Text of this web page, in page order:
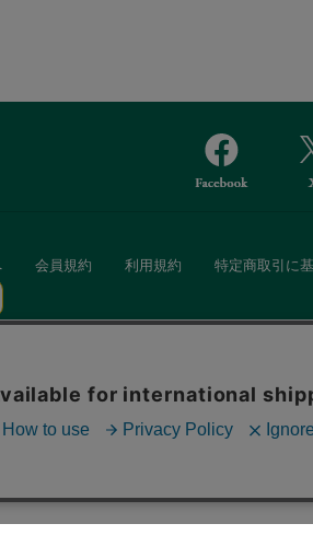
会員規約 利用規約 特定商取引に
使用いたします。ボタンから同意の可否を選択
たことになります。クッキーを通じて収集す
詳細は